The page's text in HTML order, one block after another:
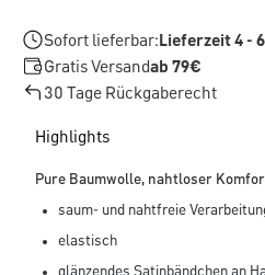
Sofort lieferbar:Lieferzeit 4 -
Gratis Versandab 79€
30 Tage Rückgaberecht
Highlights
Pure Baumwolle, nahtloser
saum- und nahtfreie
elastisch